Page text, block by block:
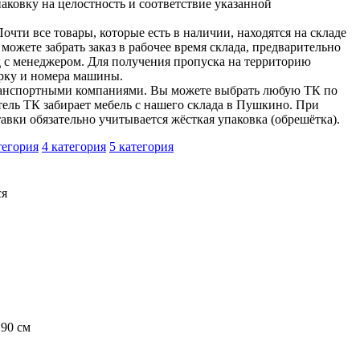
на целостность и соответствие указанной
все товары, которые есть в наличии, находятся на складе
забрать заказ в рабочее время склада, предварительно
с менеджером. Для получения пропуска на территорию
и номера машины.
компаниями. Вы можете выбрать любую ТК по
ТК забирает мебель с нашего склада в Пушкино. При
обязательно учитывается жёсткая упаковка (обрешётка).
4 категория 5 категория
см